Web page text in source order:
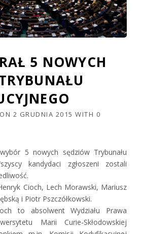
5 NOWYCH
ON 2 GRUDNIA 2015 WITH 0
5 nowych sędziów Trybunału
kandydaci zgłoszeni zostali
Cioch, Lech Morawski, Mariusz
i Piotr Pszczółkowski.
to absolwent Wydziału Prawa
Marii Curie-Skłodowskiej